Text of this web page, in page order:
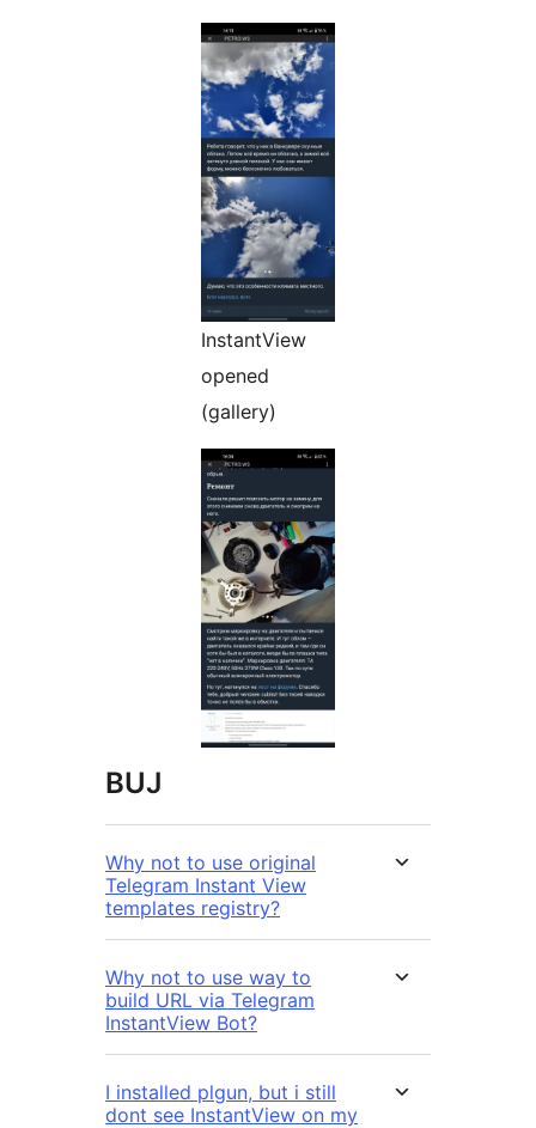
InstantView
opened
(gallery)
BUJ
Why not to use original
Telegram Instant View
templates registry?
Why not to use way to
build URL via Telegram
InstantView Bot?
I installed plgun, but i still
dont see InstantView on my